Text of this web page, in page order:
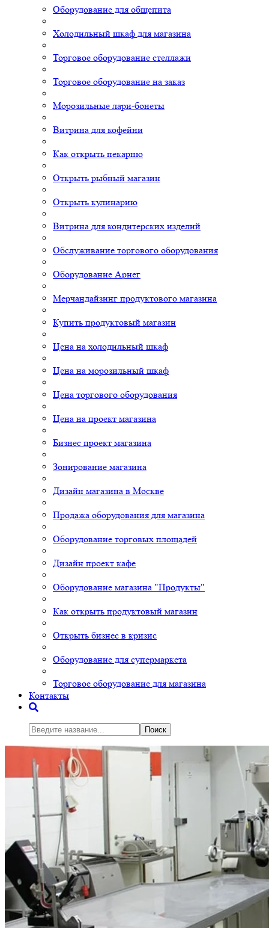
Оборудование для общепита
Холодильный шкаф для магазина
Торговое оборудование стеллажи
Торговое оборудование на заказ
Морозильные лари-бонеты
Витрина для кофейни
Как открыть пекарню
Открыть рыбный магазин
Открыть кулинарию
Витрина для кондитерских изделий
Обслуживание торгового оборудования
Оборудование Арнег
Мерчандайзинг продуктового магазина
Купить продуктовый магазин
Цена на холодильный шкаф
Цена на морозильный шкаф
Цена торгового оборудования
Цена на проект магазина
Бизнес проект магазина
Зонирование магазина
Дизайн магазина в Москве
Продажа оборудования для магазина
Оборудование торговых площадей
Дизайн проект кафе
Оборудование магазина "Продукты"
Как открыть продуктовый магазин
Открыть бизнес в кризис
Оборудование для супермаркета
Торговое оборудование для магазина
Контакты
Поиск